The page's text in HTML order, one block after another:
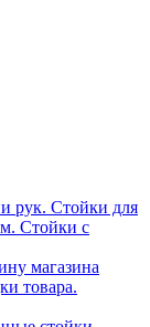
рук. Стойки для
Стойки с
магазина
товара.